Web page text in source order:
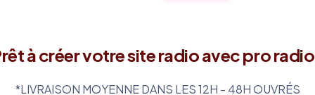
à créer votre site radio avec pro
*LIVRAISON MOYENNE DANS LES 12H - 48H OUVRÉS